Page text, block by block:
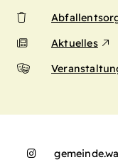
Aktuelles